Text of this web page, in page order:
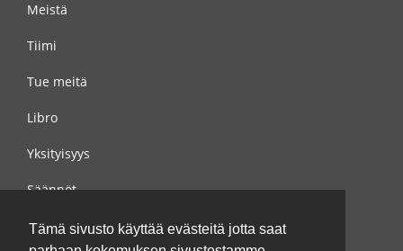
Tämä sivusto käyttää evästeitä jotta saat
Meistä
Tiimi
Tue meitä
Libro
Yksityisyys
Säännöt
Ota yhteyttä meihin